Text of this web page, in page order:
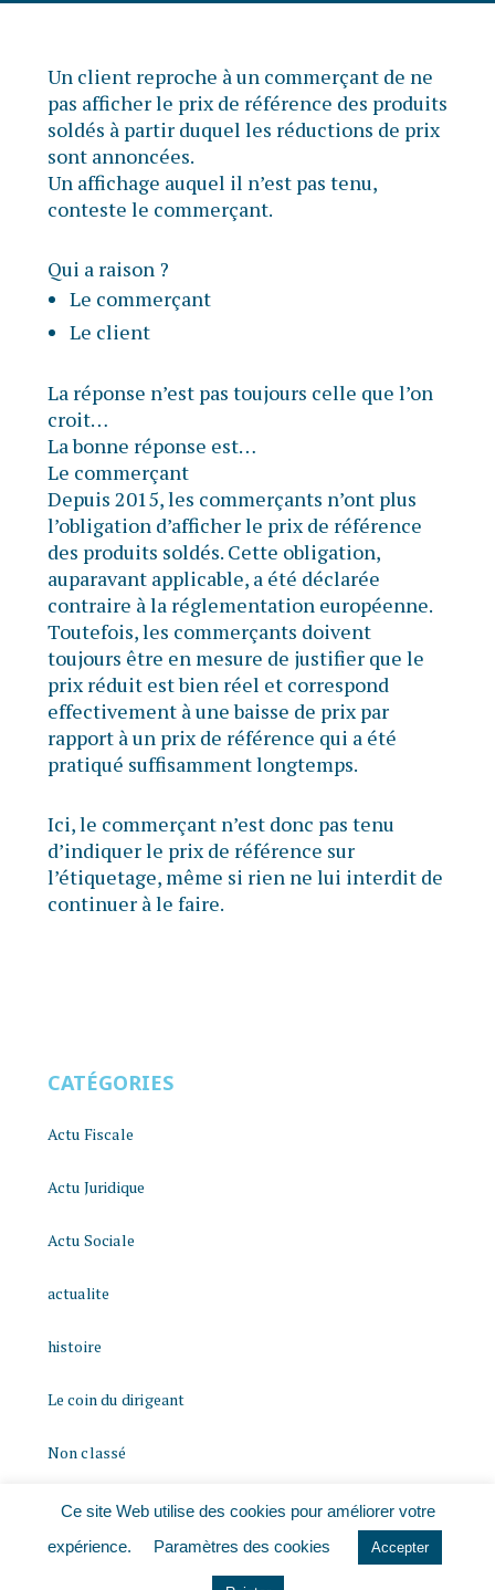
Un client reproche à un commerçant de ne
pas afficher le prix de référence des produits
soldés à partir duquel les réductions de prix
sont annoncées.
Un affichage auquel il n’est pas tenu,
conteste le commerçant.
Qui a raison ?
Le commerçant
Le client
La réponse n’est pas toujours celle que l’on
croit…
La bonne réponse est…
Le commerçant
Depuis 2015, les commerçants n’ont plus
l’obligation d’afficher le prix de référence
des produits soldés. Cette obligation,
auparavant applicable, a été déclarée
contraire à la réglementation européenne.
Toutefois, les commerçants doivent
toujours être en mesure de justifier que le
prix réduit est bien réel et correspond
effectivement à une baisse de prix par
rapport à un prix de référence qui a été
pratiqué suffisamment longtemps.
Ici, le commerçant n’est donc pas tenu
d’indiquer le prix de référence sur
l’étiquetage, même si rien ne lui interdit de
continuer à le faire.
CATÉGORIES
Actu Fiscale
Actu Juridique
Actu Sociale
actualite
histoire
Le coin du dirigeant
Non classé
quizz
Ce site Web utilise des cookies pour améliorer votre
expérience.
Paramètres des cookies Accepter